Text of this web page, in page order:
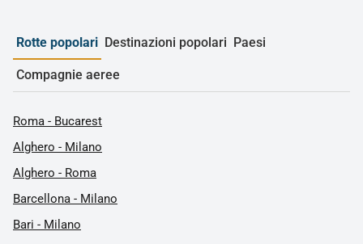
Rotte popolari Destinazioni popolari Paesi
Compagnie aeree
Roma - Bucarest
Alghero - Milano
Alghero - Roma
Barcellona - Milano
Bari - Milano